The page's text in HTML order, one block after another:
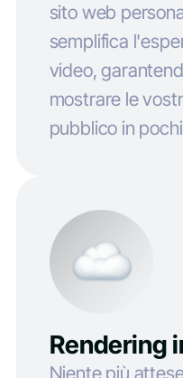
sito web
semplifica
video,
mostrare le
pubblico in
Rendering
Niente più